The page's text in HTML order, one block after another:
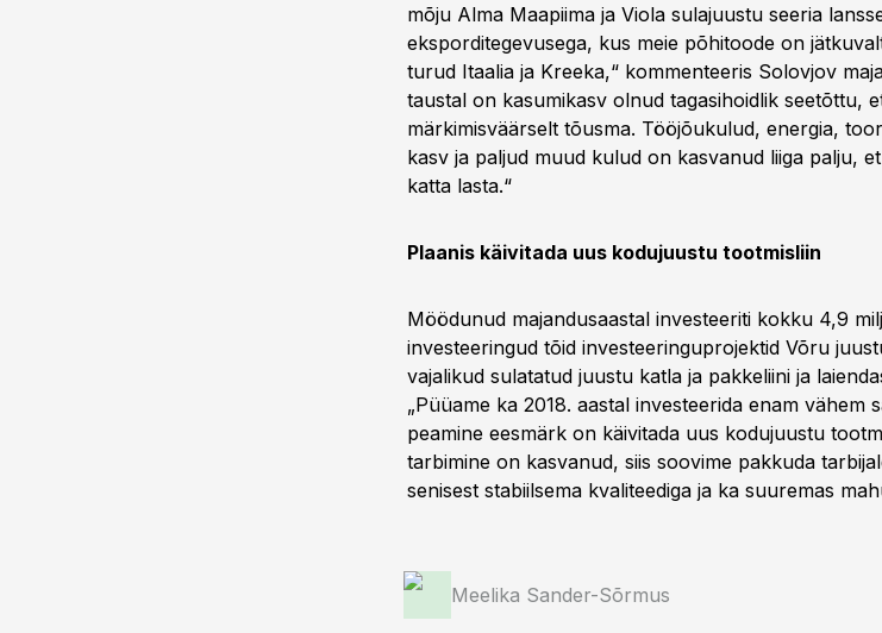
mõju Alma Maapiima ja Viola sulajuustu seeria
eksporditegevusega, kus meie põhitoode on
turud Itaalia ja Kreeka,“ kommenteeris Solovjov
taustal on kasumikasv olnud tagasihoidlik seetõttu,
märkimisväärselt tõusma. Tööjõukulud, energia,
kasv ja paljud muud kulud on kasvanud liiga palju,
katta lasta.“
Plaanis käivitada uus kodujuustu tootmisliin
Möödunud majandusaastal investeeriti kokku 4,9
investeeringud tõid investeeringuprojektid Võru
vajalikud sulatatud juustu katla ja pakkeliini ja
„Püüame ka 2018. aastal investeerida enam vähem
peamine eesmärk on käivitada uus kodujuustu
tarbimine on kasvanud, siis soovime pakkuda
senisest stabiilsema kvaliteediga ja ka suuremas
Meelika Sander-Sõrmus